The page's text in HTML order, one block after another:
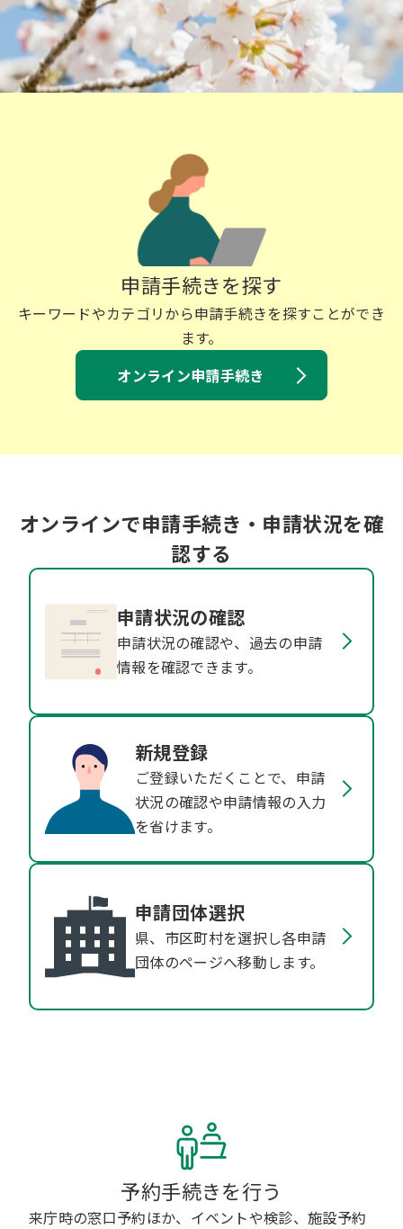
申請手続きを探す
キーワードやカテゴリから申請手続きを探すことができ
ます。
オンライン申請手続き
オンラインで申請手続き・申請状況を確
認する
申請状況の確認
申請状況の確認や、過去の申請
情報を確認できます。
新規登録
ご登録いただくことで、申請
状況の確認や申請情報の入力
を省けます。
申請団体選択
県、市区町村を選択し各申請
団体のページへ移動します。
予約手続きを行う
来庁時の窓口予約ほか、イベントや検診、施設予約